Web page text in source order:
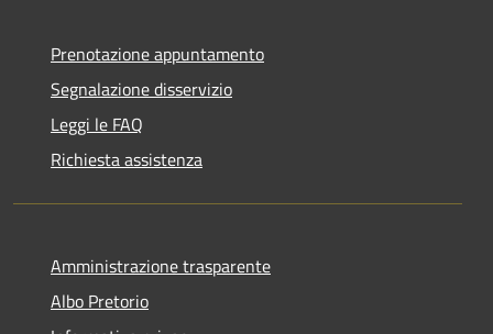
Prenotazione appuntamento
Segnalazione disservizio
Leggi le FAQ
Richiesta assistenza
Amministrazione trasparente
Albo Pretorio